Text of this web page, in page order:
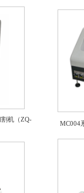
机（ZQ-
MC004